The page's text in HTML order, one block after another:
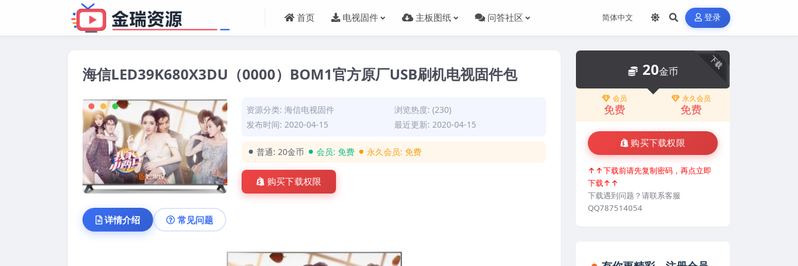
首页 电视固件 主板图纸 问答社区 登录
海信LED39K680X3DU（0000）BOM1官方原厂USB刷机电视固件包
资源分类:海信电视固件
浏览热度: (230)
发布时间: 2020-04-15
最近更新: 2020-04-15
普通:20金币 会员:免费 永久会员:免费
购买下载权限
详情介绍 常见问题
下载
20金币
会员
免费
永久会员
免费
购买下载权限
↑↑下载前请先复制密码，再点立即
下载↑↑
下载遇到问题？请联系客服
QQ787514054